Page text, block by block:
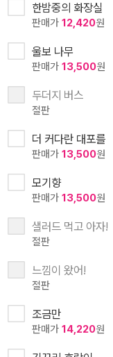
한밤중의 화장실
판매가 12,420원
울보 나무
판매가 13,500원
두더지 버스
절판
더 커다란 대포를
판매가 13,500원
모기향
판매가 13,500원
샐러드 먹고 아자!
절판
느낌이 왔어!
절판
조금만
판매가 14,220원